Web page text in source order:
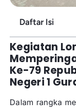
Daftar Isi
Kegiatan
Ke-79
Negeri 1
Dalam rangka